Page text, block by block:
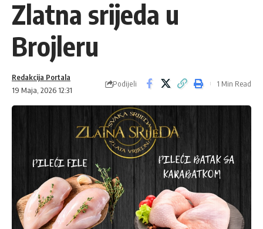
Zlatna srijeda u
Brojleru
19 Maja, 2026 12:31
Redakcija Portala
Podijeli 1 Min Read